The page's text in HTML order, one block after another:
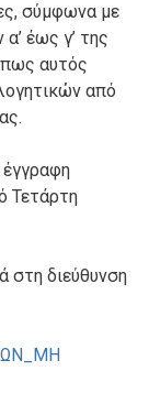
σύμφωνα με
έως γ’ της
αυτός
από
Τετάρτη
στη διεύθυνση